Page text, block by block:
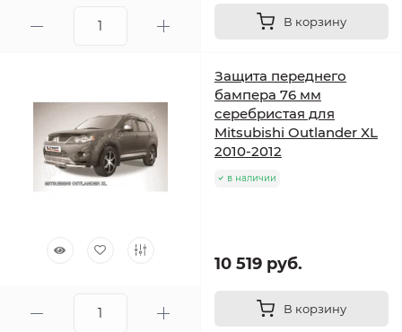
В корзину
Защита переднего
бампера 76 мм
серебристая для
Mitsubishi Outlander XL
2010-2012
в наличии
10 519 руб.
В корзину